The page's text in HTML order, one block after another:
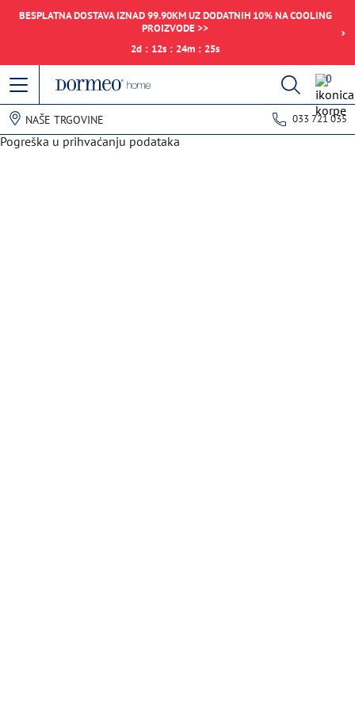
BESPLATNA DOSTAVA IZNAD 99.90KM UZ DODATNIH 10% NA COOLING
PROIZVODE >>
2d : 12s : 24m : 25s
0
NAŠE TRGOVINE 033 721 035
Pogreška u prihvaćanju podataka